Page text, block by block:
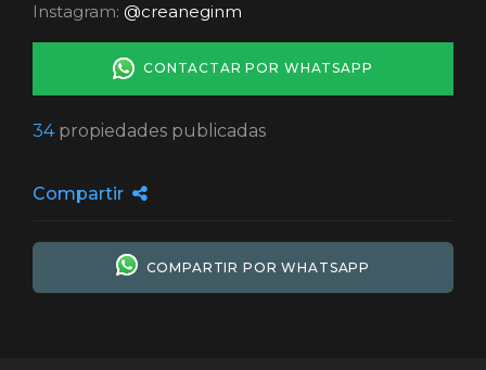
Instagram: @creaneginm
CONTACTAR POR WHATSAPP
34propiedades publicadas
Compartir
COMPARTIR POR WHATSAPP